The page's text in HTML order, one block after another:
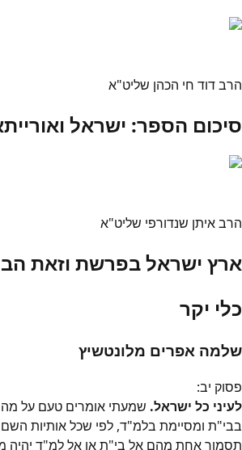
הרב דוד חי הכהן שליט"א
סיכום הספר: ישראל
הרב איתן שנדורפי שליט"א
ארץ ישראל בפרשת וזאת
כלי יקר
שלמה אפרים מלונטשיץ
פסוק יב:
לעיני כל ישראל. שמעתי אומרים טעם על
בבי"ת ומסיימת בלמ"ד, לפי שכל אותיות השם
תסמוך אחת מהם אל בי"ת או אל למ"ד יהיה